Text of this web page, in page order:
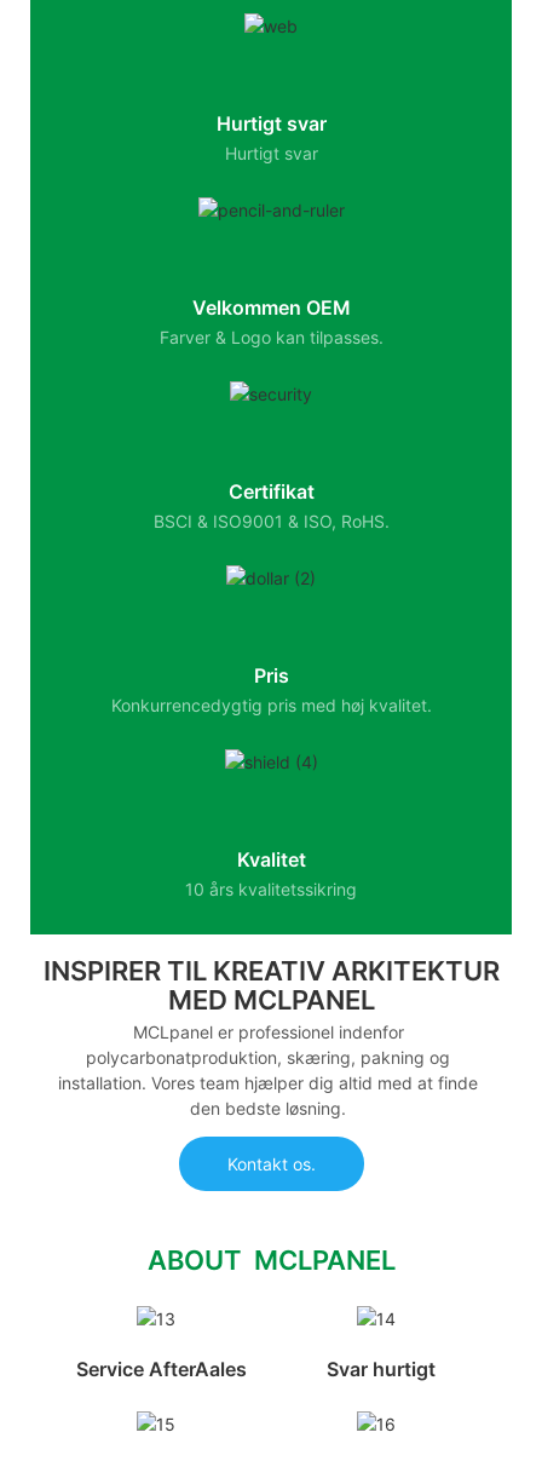
Hurtigt svar
Hurtigt svar
Velkommen OEM
Farver & Logo kan tilpasses.
Certifikat
BSCI & ISO9001 & ISO, RoHS.
Pris
Konkurrencedygtig pris med høj kvalitet.
Kvalitet
10 års kvalitetssikring
INSPIRER TIL KREATIV ARKITEKTUR
MED MCLPANEL
MCLpanel er professionel indenfor
polycarbonatproduktion, skæring, pakning og
installation. Vores team hjælper dig altid med at finde
den bedste løsning.
Kontakt os.
ABOUT MCLPANEL
Service AfterAales Svar hurtigt